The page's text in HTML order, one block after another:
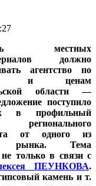
местных
должно
агентство по
и ценам
области —
поступило
в профильный
регионального
от одного из
рынка. Тема
только в связи с
ПЕУНКОВА.
камень и т.